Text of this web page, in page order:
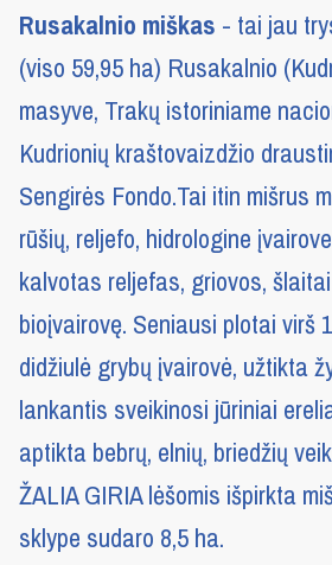
Rusakalnio miškas- tai jau
(viso 59,95 ha) Rusakalnio
masyve, Trakų istoriniame
Kudrionių kraštovaizdžio
Sengirės Fondo.Tai itin mišrus
rūšių, reljefo, hidrologine
kalvotas reljefas, griovos,
bioįvairovę. Seniausi plotai virš
didžiulė grybų įvairovė, užtikta
lankantis sveikinosi jūriniai
aptikta bebrų, elnių, briedžių
ŽALIA GIRIA lėšomis išpirkta
sklype sudaro 8,5 ha.